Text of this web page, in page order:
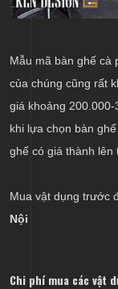
Mẫu mã bàn ghế cà
của chúng cũng rất
giá khoảng
khi lựa chọn bàn
ghế có giá thành lên
Mua vật dụng trước
Nội
Chi phí mua các vật